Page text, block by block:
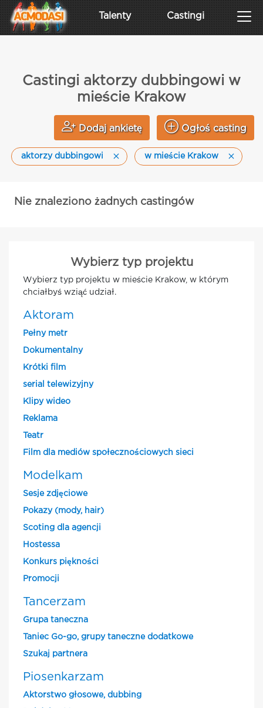
Talenty Castingi
Castingi aktorzy dubbingowi w
mieście Krakow
Dodaj ankietę Ogłoś casting
aktorzy dubbingowi w mieście Krakow
Nie znaleziono żadnych castingów
Wybierz typ projektu
Wybierz typ projektu w mieście Krakow, w którym
chciałbyś wziąć udział.
Aktoram
Pełny metr
Dokumentalny
Krótki film
serial telewizyjny
Klipy wideo
Reklama
Teatr
Film dla mediów społecznościowych sieci
Modelkam
Sesje zdjęciowe
Pokazy (mody, hair)
Scoting dla agencji
Hostessa
Konkurs piękności
Promocji
Tancerzam
Grupa taneczna
Taniec Go-go, grupy taneczne dodatkowe
Szukaj partnera
Piosenkarzam
Aktorstwo głosowe, dubbing